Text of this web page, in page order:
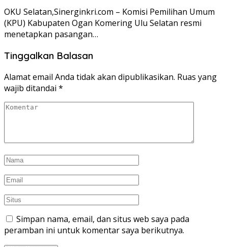
Share
OKU Selatan,Sinerginkri.com – Komisi Pemilihan Umum
(KPU) Kabupaten Ogan Komering Ulu Selatan resmi
menetapkan pasangan…
Tinggalkan Balasan
Alamat email Anda tidak akan dipublikasikan. Ruas yang
wajib ditandai *
Simpan nama, email, dan situs web saya pada
peramban ini untuk komentar saya berikutnya.